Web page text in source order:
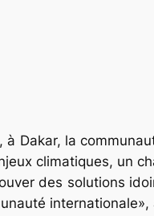
Dakar, la
climatiques, un
des solutions